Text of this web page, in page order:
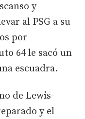
y
al PSG a su
por
64 le sacó un
escuadra.
de Lewis-
y el